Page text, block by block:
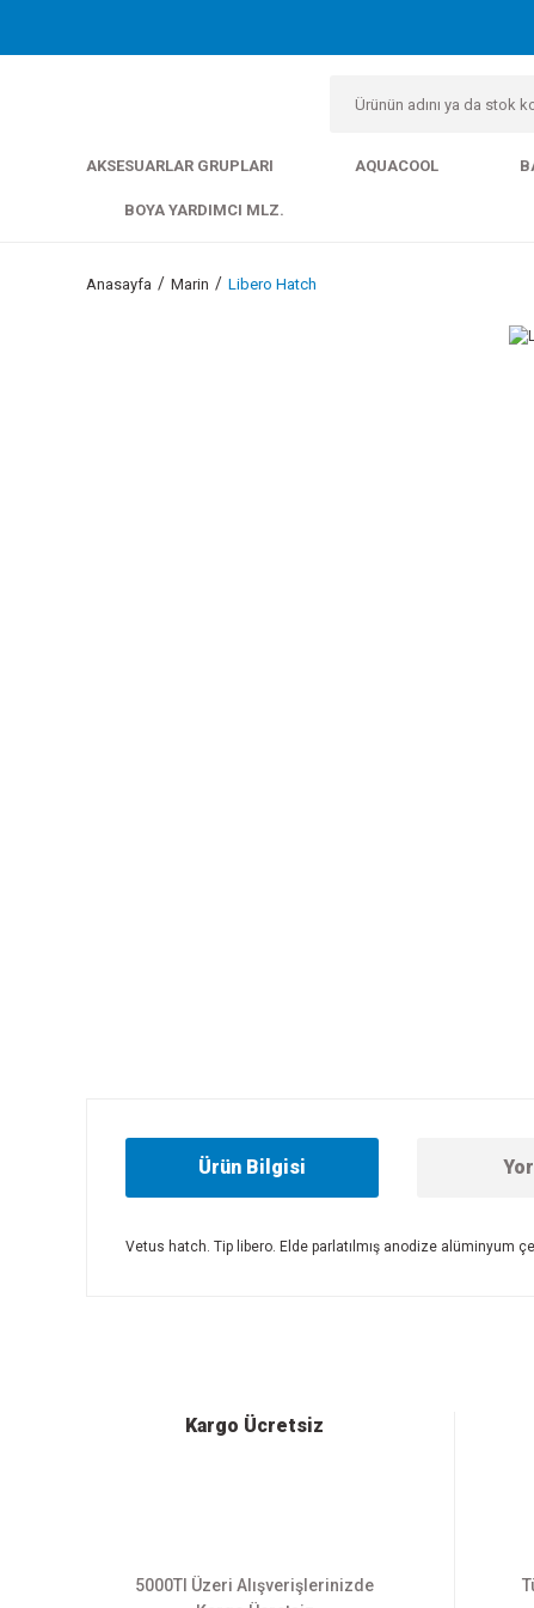
AKSESUARLAR GRUPLARI AQUACOOL
BOYA YARDIMCI MLZ.
Anasayfa Marin Libero Hatch
Ürün Bilgisi
Vetus hatch. Tip libero. Elde parlatılmış anodize alüminyum
Ürün bilgilerinde hatalar bulunuyor.
Kargo Ücretsiz
5000Tl Üzeri Alışverişlerinizde